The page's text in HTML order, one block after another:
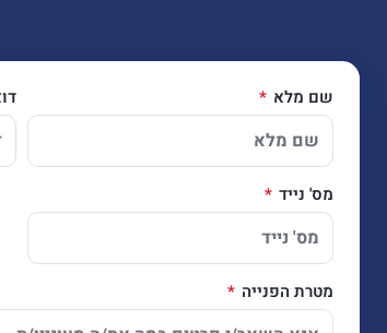
שם מלא
מס' נייד
מטרת הפנייה